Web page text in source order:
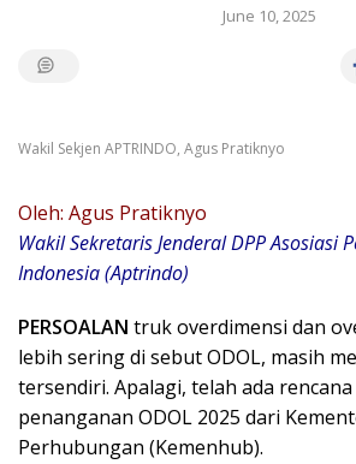
June 10, 2025
Wakil Sekjen APTRINDO, Agus Pratiknyo
Oleh: Agus Pratiknyo
Wakil Sekretaris Jenderal DPP Asosiasi
Indonesia (Aptrindo)
PERSOALAN truk overdimensi dan
lebih sering di sebut ODOL, masih
tersendiri. Apalagi, telah ada
penanganan ODOL 2025 dari
Perhubungan (Kemenhub).